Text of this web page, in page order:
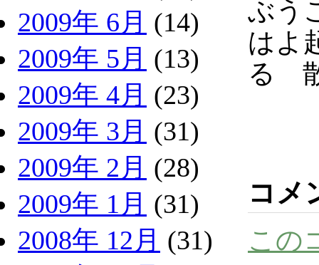
2009年 6月 (14)
2009年 5月 (13)
2009年 4月 (23)
2009年 3月 (31)
2009年 2月 (28)
2009年 1月 (31)
2008年 12月 (31)
ぶう
はよ
る
コメ
この